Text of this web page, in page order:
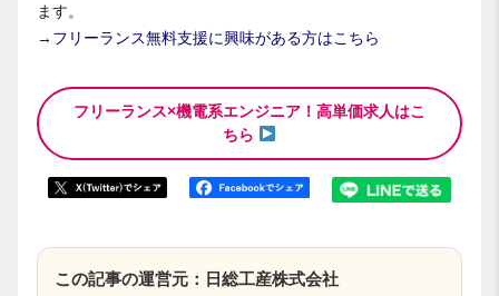
ます。
→ フリーランス無料支援に興味がある方はこちら
フリーランス×機電系エンジニア！高単価求人はこ
ちら
この記事の運営元：日総工産株式会社